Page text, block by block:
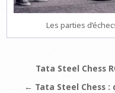
Les parties
Navigation
Tata Steel Chess
← Tata Steel Chess :